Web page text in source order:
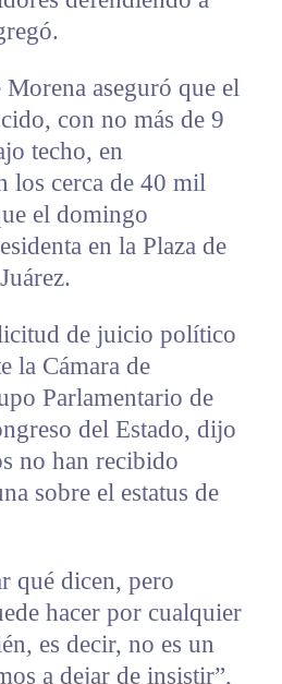
aseguró que el
con no más de 9
techo, en
los cerca de 40 mil
el domingo
en la Plaza de
de juicio político
la Cámara de
Parlamentario de
del Estado, dijo
no han recibido
sobre el estatus de
qué dicen, pero
hacer por cualquier
es decir, no es un
a dejar de insistir”,